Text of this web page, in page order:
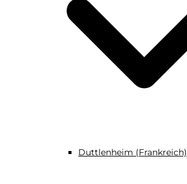
Duttlenheim (Frankreich)